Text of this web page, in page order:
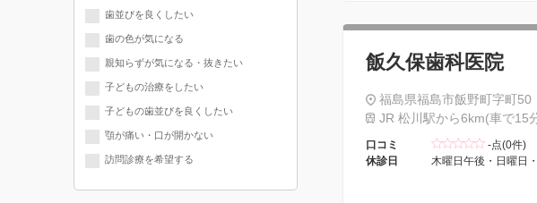
歯並びを良くしたい
歯の色が気になる
親知らずが気になる・抜きたい
子どもの治療をしたい
子どもの歯並びを良くしたい
顎が痛い・口が開かない
訪問診療を希望する
飯久保歯科医院
福島県福島市飯野町字町50
JR 松川駅から6km(車で15
口コミ
-点(0件)
休診日
木曜日午後・日曜日